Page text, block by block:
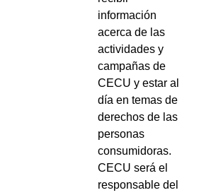
información
acerca de las
actividades y
campañas de
CECU y estar al
día en temas de
derechos de las
personas
consumidoras.
CECU será el
responsable del